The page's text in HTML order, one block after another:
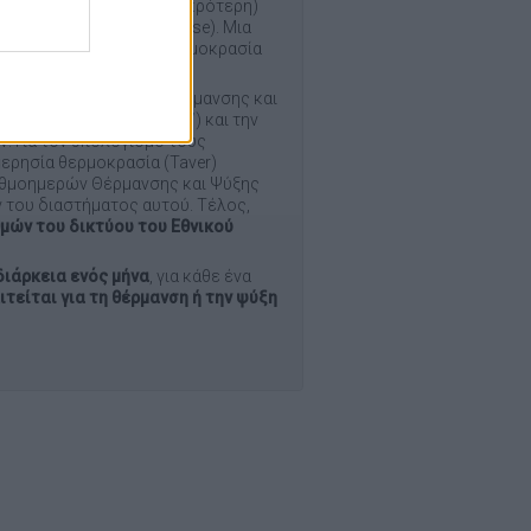
ίση ή μεγαλύτερη (μικρότερη)
βάσης (Tbase). Μια
χαμηλότερη από τη θερμοκρασία
των Βαθμοημερών Θέρμανσης και
www.metoffice.gov.uk/) και την
Για τον υπολογισμό τους
θερμοκρασία (Taver)
Θέρμανσης και Ψύξης
διαστήματος αυτού. Τέλος,
του δικτύου του Εθνικού
ενός μήνα , για κάθε ένα
για τη θέρμανση ή την ψύξη